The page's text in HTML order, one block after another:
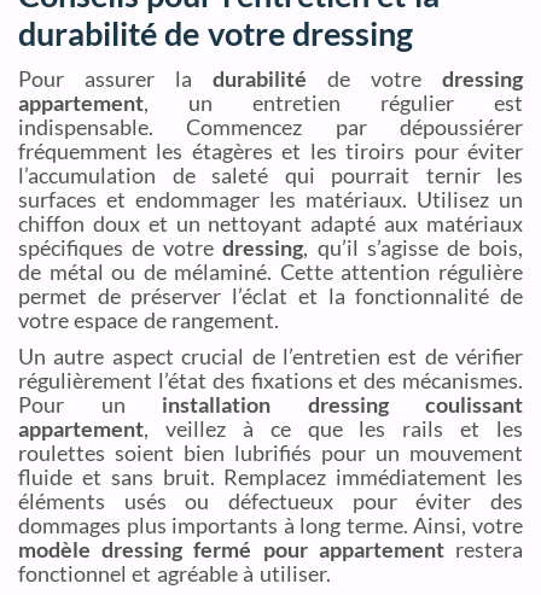
durabilité de votre dressing
Pour assurer la durabilité de votre dressing
appartement, un entretien régulier est
indispensable. Commencez par dépoussiérer
fréquemment les étagères et les tiroirs pour éviter
l’accumulation de saleté qui pourrait ternir les
surfaces et endommager les matériaux. Utilisez un
chiffon doux et un nettoyant adapté aux matériaux
spécifiques de votredressing, qu’il s’agisse de bois,
de métal ou de mélaminé. Cette attention régulière
permet de préserver l’éclat et la fonctionnalité de
votre espace de rangement.
Un autre aspect crucial de l’entretien est de vérifier
régulièrement l’état des fixations et des mécanismes.
Pour un installation dressing coulissant
appartement, veillez à ce que les rails et les
roulettes soient bien lubrifiés pour un mouvement
fluide et sans bruit. Remplacez immédiatement les
éléments usés ou défectueux pour éviter des
dommages plus importants à long terme. Ainsi, votre
modèle dressing fermé pour appartementrestera
fonctionnel et agréable à utiliser.